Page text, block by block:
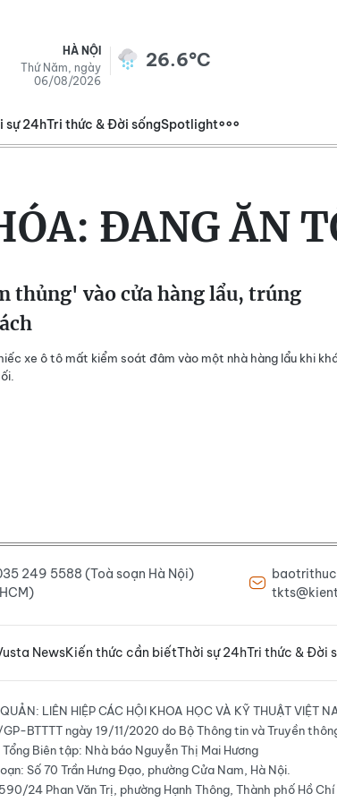
HÀ NỘI
Thứ Năm, ngày
06/08/2026
26.6°C
sự 24hTri thức & Đời sốngSpotlight
ĐANG ĂN
thủng' vào cửa hàng lẩu, trúng
xe ô tô mất kiểm soát đâm vào một nhà hàng lẩu khi
249 5588 (Toà soạn Hà Nội)
NewsKiến thức cần biếtThời sự 24hTri thức & Đời
LIÊN HIỆP CÁC HỘI KHOA HỌC VÀ KỸ THUẬT VIỆT
BTTTT ngày 19/11/2020 do Bộ Thông tin và Truyền
Tổng Biên tập: Nhà báo Nguyễn Thị Mai Hương
Số 70 Trần Hưng Đạo, phường Cửa Nam, Hà Nội.
24 Phan Văn Trị, phường Hạnh Thông, Thành phố Hồ Chí